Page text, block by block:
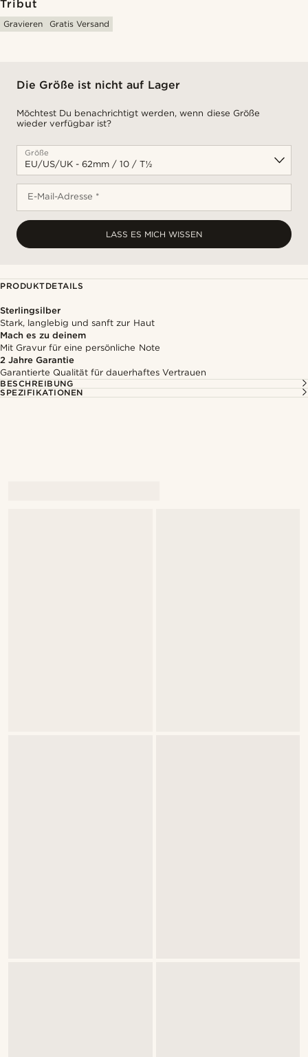
Tribut
Gravieren Gratis Versand
Die Größe ist nicht auf Lager
Möchtest Du benachrichtigt werden, wenn diese Größe
wieder verfügbar ist?
Größe
E-Mail-Adresse *
LASS ES MICH WISSEN
PRODUKTDETAILS
Sterlingsilber
Stark, langlebig und sanft zur Haut
Mach es zu deinem
Mit Gravur für eine persönliche Note
2 Jahre Garantie
Garantierte Qualität für dauerhaftes Vertrauen
BESCHREIBUNG
SPEZIFIKATIONEN